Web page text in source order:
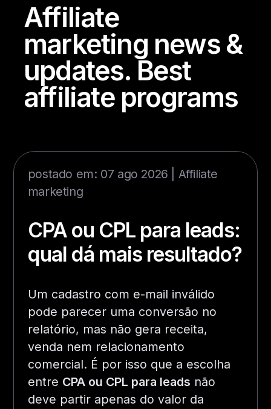
Affiliate
marketing news &
updates. Best
affiliate programs
postado em: 07 ago 2026 | Affiliate
marketing
CPA ou CPL para leads:
qual dá mais resultado?
Um cadastro com e-mail inválido
pode parecer uma conversão no
relatório, mas não gera receita,
venda nem relacionamento
comercial. É por isso que a escolha
entre CPA ou CPL para leads não
deve partir apenas do valor da